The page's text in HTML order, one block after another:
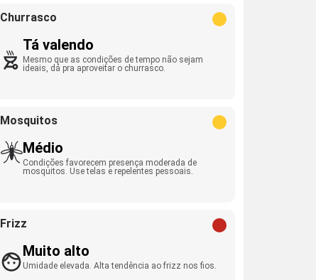
Churrasco
Tá valendo
Mesmo que as condições de tempo não sejam
ideais, dá pra aproveitar o churrasco.
Mosquitos
Médio
Condições favorecem presença moderada de
mosquitos. Use telas e repelentes pessoais.
Frizz
Muito alto
Umidade elevada. Alta tendência ao frizz nos fios.